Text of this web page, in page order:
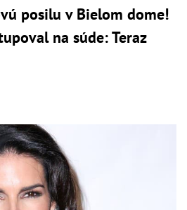
posilu v Bielom dome!
na súde: Teraz